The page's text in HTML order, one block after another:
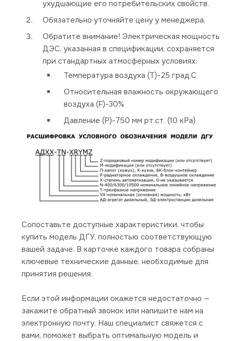
ухудшающие его потребительских свойств.
Обязательно уточняйте цену у менеджера.
Обратите внимание! Электрическая мощность
ДЭС, указанная в спецификации, сохраняется
при стандартных атмосферных условиях:
Температура воздуха (Т)-25 град.С
Относительная влажность окружающего
воздуха (F)-30%
Давление (P)-750 мм рт.ст. (10 кРа)
Сопоставьте доступные характеристики, чтобы
купить модель ДГУ, полностью соответствующую
вашей задаче. В карточке каждого товара собраны
ключевые технические данные, необходимые для
принятия решения.
Если этой информации окажется недостаточно —
закажите обратный звонок или напишите нам на
электронную почту. Наш специалист свяжется с
вами, поможет выбрать оптимальную модель и